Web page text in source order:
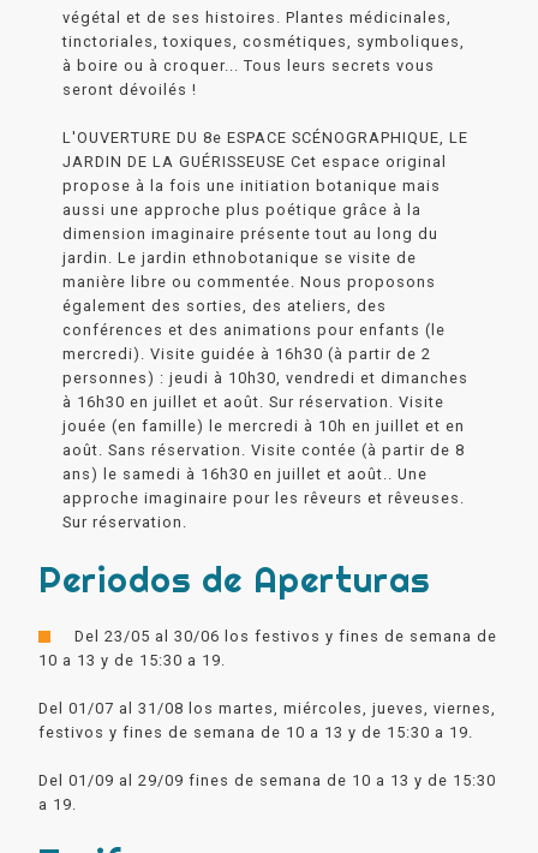
végétal et de ses histoires. Plantes médicinales,
tinctoriales, toxiques, cosmétiques, symboliques,
à boire ou à croquer... Tous leurs secrets vous
seront dévoilés !
L'OUVERTURE DU 8e ESPACE SCÉNOGRAPHIQUE, LE
JARDIN DE LA GUÉRISSEUSE Cet espace original
propose à la fois une initiation botanique mais
aussi une approche plus poétique grâce à la
dimension imaginaire présente tout au long du
jardin. Le jardin ethnobotanique se visite de
manière libre ou commentée. Nous proposons
également des sorties, des ateliers, des
conférences et des animations pour enfants (le
mercredi). Visite guidée à 16h30 (à partir de 2
personnes) : jeudi à 10h30, vendredi et dimanches
à 16h30 en juillet et août. Sur réservation. Visite
jouée (en famille) le mercredi à 10h en juillet et en
août. Sans réservation. Visite contée (à partir de 8
ans) le samedi à 16h30 en juillet et août.. Une
approche imaginaire pour les rêveurs et rêveuses.
Sur réservation.
Periodos de Aperturas
Del 23/05 al 30/06 los festivos y fines de semana de
10 a 13 y de 15:30 a 19.
Del 01/07 al 31/08 los martes, miércoles, jueves, viernes,
festivos y fines de semana de 10 a 13 y de 15:30 a 19.
Del 01/09 al 29/09 fines de semana de 10 a 13 y de 15:30
a 19.